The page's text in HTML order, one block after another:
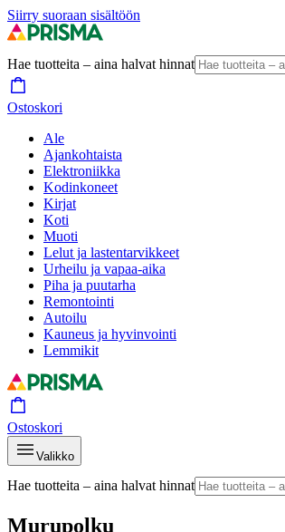
Siirry suoraan sisältöön
Hae tuotteita – aina halvat hinnat
Ostoskori
Ale
Ajankohtaista
Elektroniikka
Kodinkoneet
Kirjat
Koti
Muoti
Lelut ja lastentarvikkeet
Urheilu ja vapaa-aika
Piha ja puutarha
Remontointi
Autoilu
Kauneus ja hyvinvointi
Lemmikit
Ostoskori
Valikko
Hae tuotteita – aina halvat hinnat
Murupolku